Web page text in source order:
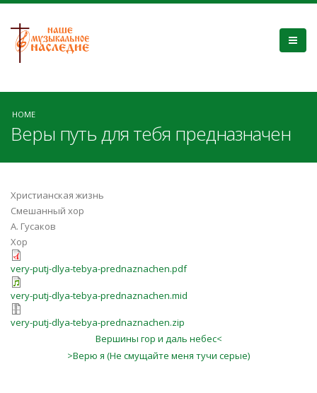
HOME
Веры путь для тебя предназначен
Христианская жизнь
Смешанный хор
А. Гусаков
Хор
very-putj-dlya-tebya-prednaznachen.pdf
very-putj-dlya-tebya-prednaznachen.mid
very-putj-dlya-tebya-prednaznachen.zip
Вершины гор и даль небес<
>Верю я (Не смущайте меня тучи серые)